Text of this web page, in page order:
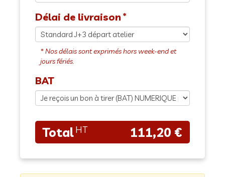
Délai de livraison
BAT
111,20 €